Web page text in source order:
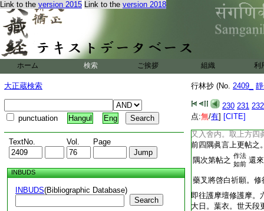
Link to the version 2015 Link to the version 2018
ホーム 検索 ご挨拶 組織 利
大正蔵検索
punctuation Hangul Eng
TextNo. Vol. Page
INBUDS
INBUDS(Bibliographic Database)
Search
行林抄 (No. 2409_
230 231 232
点:無/有] [CITE]
眞言次第帖之
如東
計
帖
北方次第作法 如前
下方鎭所。即南庭南ノ
仍其四方除二尺許。
略行法供養地神敬白
下方眞言。從東方安
柱立之。即塡土築堅
又入舍内。取上方四
前四隅眞言上更帖之
隅次第帖之 作法
如前 還
藥叉將啓白祈願。
即往護摩壇修護摩。
大日。葉衣。世天段